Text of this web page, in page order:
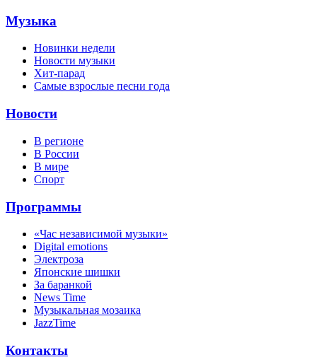
Музыка
Новинки недели
Новости музыки
Хит-парад
Самые взрослые песни года
Новости
В регионе
В России
В мире
Спорт
Программы
«Час независимой музыки»
Digital emotions
Электроза
Японскиe шишки
За баранкой
News Time
Музыкальная мозаика
JazzTime
Контакты